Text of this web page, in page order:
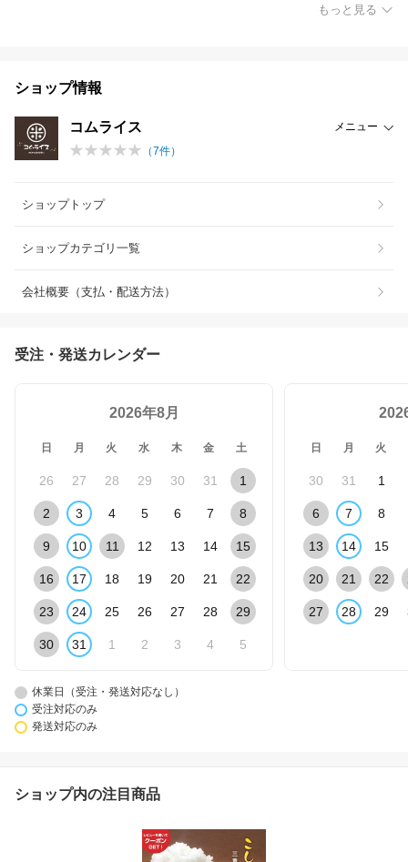
もっと見る
ショップ情報
コムライス
メニュー
（7件）
ショップトップ
ショップカテゴリ一覧
会社概要（支払・配送方法）
受注・発送カレンダー
2026年8月
日 月 火 水 木 金 土
26 27 28 29 30 31 1
2 3 4 5 6 7 8
9 10 11 12 13 14 15
16 17 18 19 20 21 22
23 24 25 26 27 28 29
30 31 1 2 3 4 5
日 月 火
30 31 1
6 7 8
13 14 15
20 21 22
27 28 29
休業日（受注・発送対応なし）
受注対応のみ
発送対応のみ
ショップ内の注目商品